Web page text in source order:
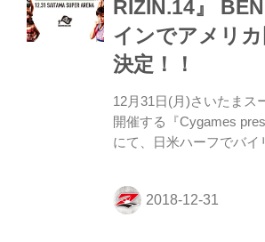
『Cygames presents
注目カード、那須川天心
ウェザーが登場すると、
が上がった。 MMA
郁「FOEVER KID...
RIZIN.14』
インでアメリ
決定！！
12月31日(月)さいたまス
開催する『Cygames
にて、日米ハーフでバイ
イド・メイウェザーvs那
カ国歌独唱を歌うことが